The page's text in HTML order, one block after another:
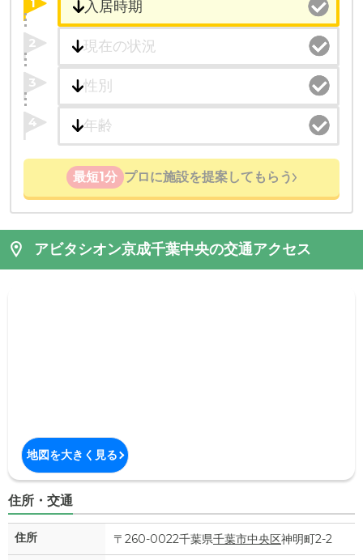
2
3
4
最短1分 プロに施設を提案してもらう
アビタシオン京成千葉中央の交通アクセス
地図を大きく見る
住所・交通
住所 〒260-0022千葉県千葉市中央区神明町2-2